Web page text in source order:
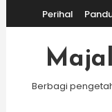
To
Content
Perihal
Berbagi